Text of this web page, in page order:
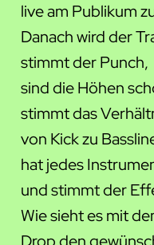
live am Publikum
Danach wird der
stimmt der Punch,
sind die Höhen
stimmt das
von Kick zu
hat jedes
und stimmt der
Wie sieht es mit